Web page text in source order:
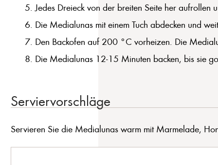
Jedes Dreieck von der breiten Seite her aufrollen
Die Medialunas mit einem Tuch abdecken und
Den Backofen auf 200 °C vorheizen. Die
Die Medialunas 12-15 Minuten backen, bis sie
Serviervorschläge
Servieren Sie die Medialunas warm mit Marmelade,